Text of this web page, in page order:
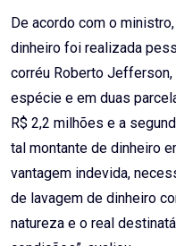
De acordo com o
dinheiro foi realizada
corréu Roberto
espécie e em duas
R$ 2,2 milhões e a
tal montante de dinheiro
vantagem indevida,
de lavagem de dinheiro
natureza e o real